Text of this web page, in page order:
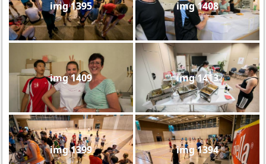
img 1395 img 1408
img 1409 img 1413
img 1399 img 1394